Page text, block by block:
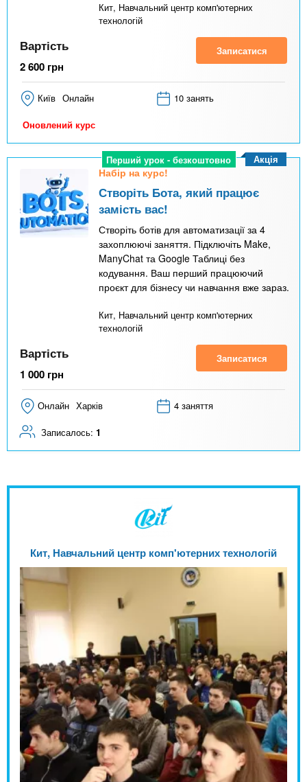
Кит, Навчальний центр комп'ютерних
технологій
Вартість
2 600 грн
Записатися
Київ Онлайн 10 занять
Оновлений курс
Перший урок - безкоштовно
Набір на курс!
Створіть Бота, який працює
замість вас!
Створіть ботів для автоматизації за 4
захоплюючі заняття. Підключіть Make,
ManyChat та Google Таблиці без
кодування. Ваш перший працюючий
проєкт для бізнесу чи навчання вже зараз.
Кит, Навчальний центр комп'ютерних
технологій
Акція
Вартість
1 000 грн
Записатися
Онлайн Харків 4 заняття
Записалось: 1
Кит, Навчальний центр комп'ютерних технологій